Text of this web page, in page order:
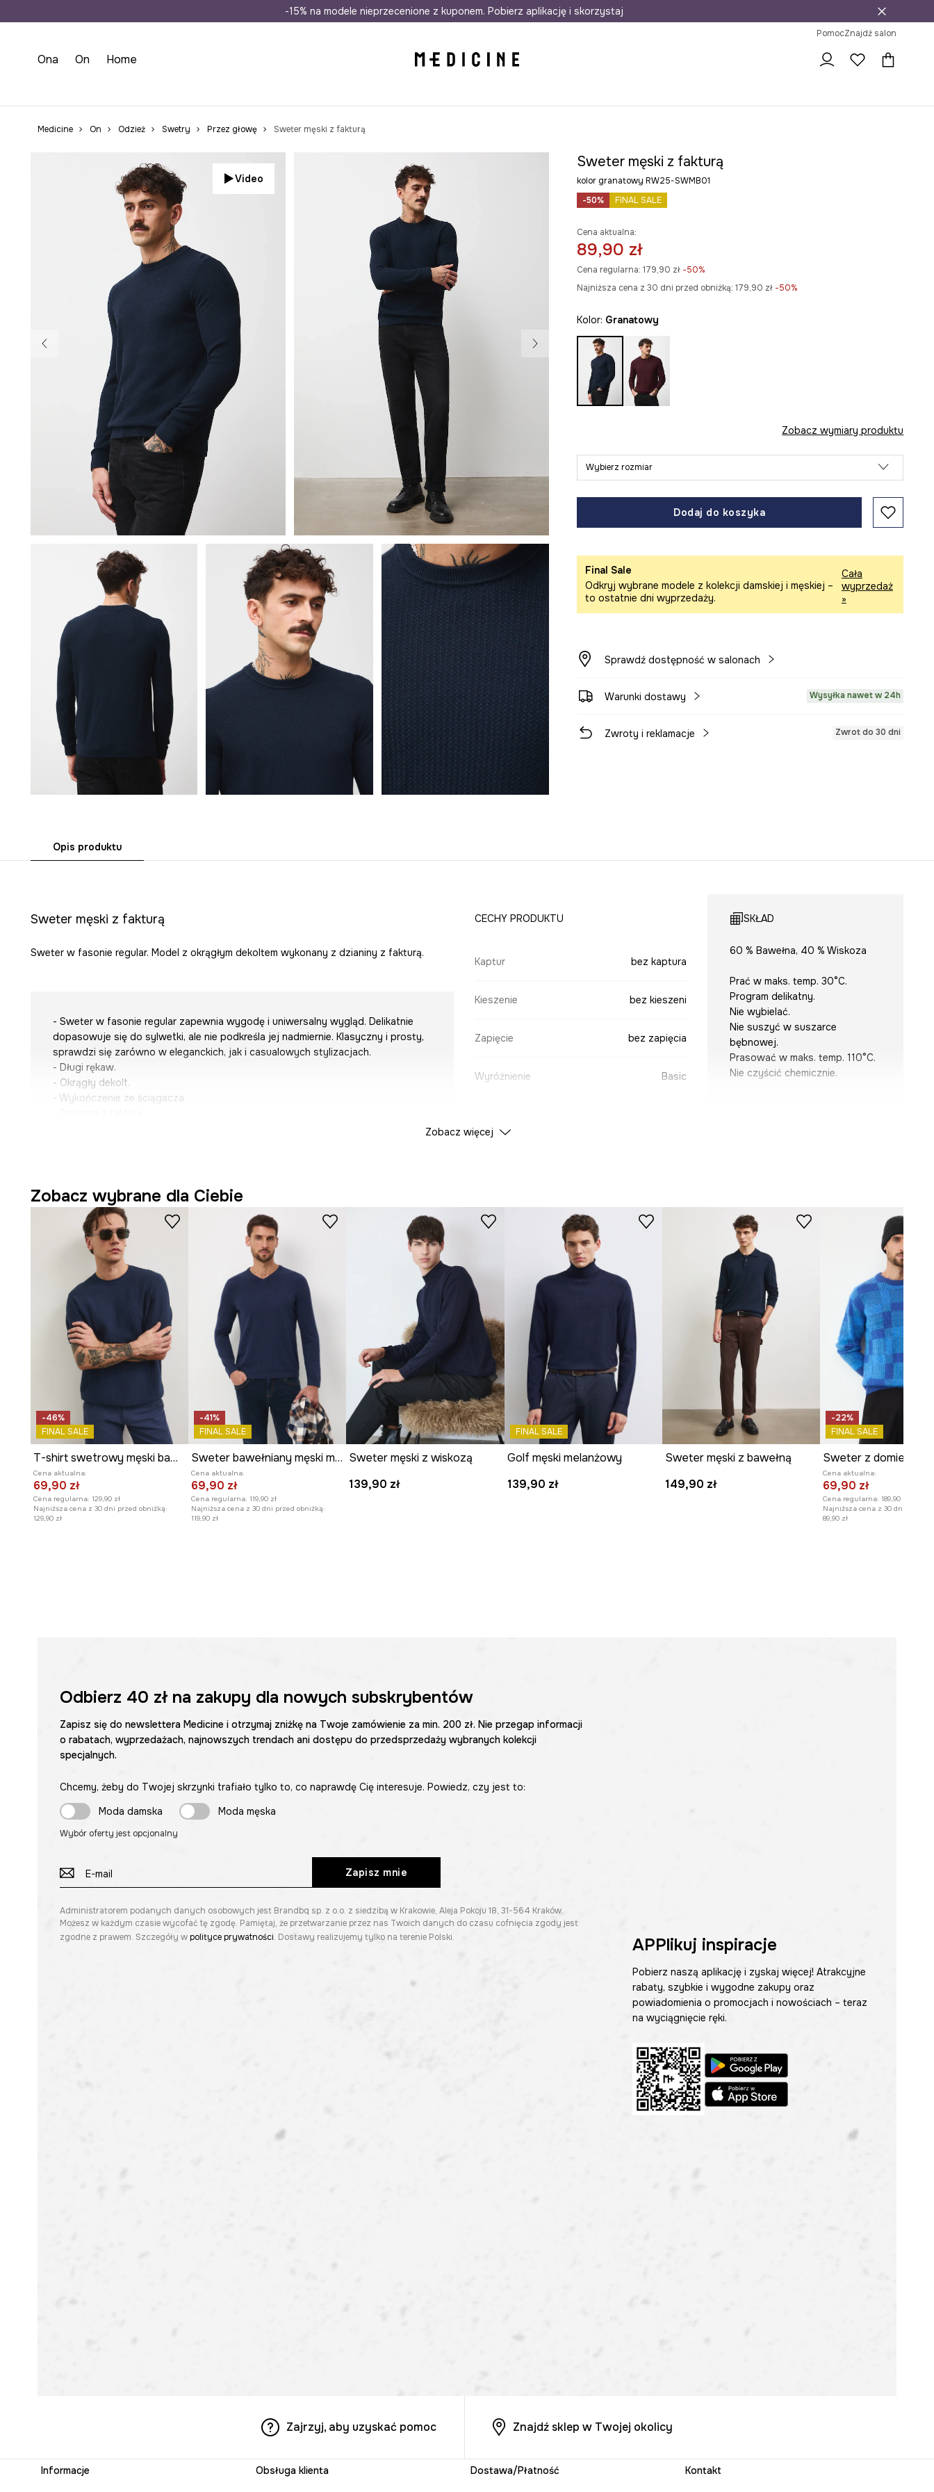
Wysyłka nawet w 24h Darmowa dostawa do salonów 30 dni na zwrot
-15% na modele nieprzecenione z kuponem. Pobierz aplikację i skorzystaj
PomocZnajdź salon
Ona On Home
Medicine On Odzież Swetry Przez głowę Sweter męski z fakturą
Video
Sweter męski z fakturą
kolor granatowy RW25-SWMB01
-50%
FINAL SALE
Cena aktualna:
89,90 zł
Cena regularna: 179,90 zł-50%
Najniższa cena z 30 dni przed obniżką: 179,90 zł -50%
Kolor: granatowy
Zobacz wymiary produktu
Wybierz rozmiar
Dodaj do koszyka
Final Sale
Odkryj wybrane modele z kolekcji damskiej i męskiej –
to ostatnie dni wyprzedaży.
Cała
wyprzedaż
»
Sprawdź dostępność w salonach
Warunki dostawy Wysyłka nawet w 24h
Zwroty i reklamacje Zwrot do 30 dni
Opis produktu
Sweter męski z fakturą
Sweter w fasonie regular. Model z okrągłym dekoltem wykonany z dzianiny z fakturą.
- Sweter w fasonie regular zapewnia wygodę i uniwersalny wygląd. Delikatnie
dopasowuje się do sylwetki, ale nie podkreśla jej nadmiernie. Klasyczny i prosty,
sprawdzi się zarówno w eleganckich, jak i casualowych stylizacjach.
- Długi rękaw.
- Okrągły dekolt.
- Wykończenie ze ściągacza.
- Wymiary podane dla rozmiaru: M.
CECHY PRODUKTU
Kaptur bez kaptura
Kieszenie bez kieszeni
Zapięcie bez zapięcia
Wyróżnienie Basic
DANE PRODUKTU
ID Produktu RW25-SWMB01-59M
SKŁAD
60 % Bawełna, 40 % Wiskoza
Prać w maks. temp. 30°C.
Program delikatny.
Nie wybielać.
Nie suszyć w suszarce
bębnowej.
Prasować w maks. temp. 110°C.
Nie czyścić chemicznie.
Zobacz więcej
Zobacz wybrane dla Ciebie
-46%
FINAL SALE
T-shirt swetrowy męski bawełniany
Cena aktualna:
69,90 zł
Cena regularna: 129,90 zł
Najniższa cena z 30 dni przed obniżką:
129,90 zł
-41%
FINAL SALE
Sweter bawełniany męski melanżowy
Cena aktualna:
69,90 zł
Cena regularna: 119,90 zł
Najniższa cena z 30 dni przed obniżką:
119,90 zł
Sweter męski z wiskozą
139,90 zł
FINAL SALE
Golf męski melanżowy
139,90 zł
Sweter męski z bawełną
149,90 zł
-22%
FINAL SALE
Cena aktualna:
69,90 zł
Cena regularna: 189,90 zł
Najniższa cena z 30 dni przed
89,90 zł
Odbierz 40 złna zakupy dla nowych subskrybentów
Zapisz się do newslettera Medicine i otrzymaj zniżkę na Twoje zamówienie za min. 200 zł. Nie przegap informacji
o rabatach, wyprzedażach, najnowszych trendach ani dostępu do przedsprzedaży wybranych kolekcji
specjalnych.
Chcemy, żeby do Twojej skrzynki trafiało tylko to, co naprawdę Cię interesuje. Powiedz, czy jest to:
Moda damska
Moda męska
Wybór oferty jest opcjonalny
Zapisz mnie
Administratorem podanych danych osobowych jest Brandbq sp. z o.o. z siedzibą w Krakowie, Aleja Pokoju 18, 31-564 Kraków.
Możesz w każdym czasie wycofać tę zgodę. Pamiętaj, że przetwarzanie przez nas Twoich danych do czasu cofnięcia zgody jest
zgodne z prawem. Szczegóły w polityce prywatności. Dostawy realizujemy tylko na terenie Polski. APPlikuj inspiracje
Pobierz naszą aplikację i zyskaj więcej! Atrakcyjne
rabaty, szybkie i wygodne zakupy oraz
powiadomienia o promocjach i nowościach – teraz
na wyciągnięcie ręki.
Zajrzyj, aby uzyskać pomoc Znajdź sklep w Twojej okolicy
Informacje Obsługa klienta Dostawa/Płatność Kontakt